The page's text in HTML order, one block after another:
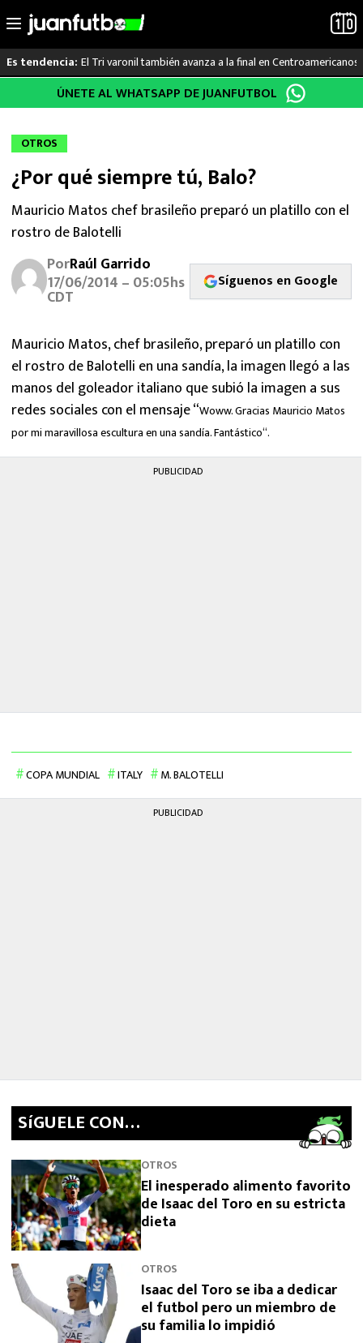
al
Es tendencia: El Tri varonil también avanza a la final en Centroamericanos
LO ÚLTIMO
LIGA MX
RAYADOS
PUMAS
ATLANTE
SELECCIÓN MEXICANA
FUTBOL INTERNACIONAL
MEXICANOS EN EL EXTRANJERO
FUTBOL ESTUFA
FÓRMULA 1
ÚNETE AL WHATSAPP DE JUANFUTBOL
OTROS
¿Por qué siempre tú, Balo?
Mauricio Matos chef brasileño preparó un platillo con el
rostro de Balotelli
PorRaúl Garrido
17/06/2014 – 05:05hs
CDT
Síguenos en Google
Mauricio Matos, chef brasileño, preparó un platillo con
el rostro de Balotelli en una sandía, la imagen llegó a las
manos del goleador italiano que subió la imagen a sus
redes sociales con el mensaje “Woww. Gracias Mauricio Matos
por mi maravillosa escultura en una sandía. Fantástico“.
PUBLICIDAD
COPA MUNDIAL ITALY M. BALOTELLI
PUBLICIDAD
SíGUELE CON…
OTROS
El inesperado alimento favorito
de Isaac del Toro en su estricta
dieta
OTROS
Isaac del Toro se iba a dedicar
el futbol pero un miembro de
su familia lo impidió